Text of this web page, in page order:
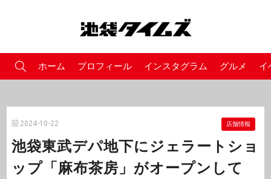
ホーム プロフィール インスタグラム グルメ イ
2024-10-22 店舗情報
池袋東武デパ地下にジェラートショ
ップ「麻布茶房」がオープンして